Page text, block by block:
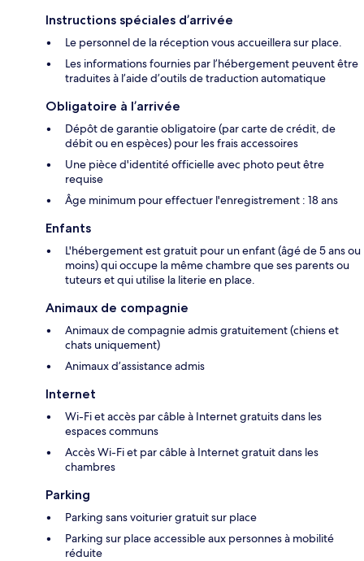
Instructions spéciales d’arrivée
Le personnel de la réception vous accueillera sur place.
Les informations fournies par l’hébergement peuvent être
traduites à l’aide d’outils de traduction automatique
Obligatoire à l’arrivée
Dépôt de garantie obligatoire (par carte de crédit, de
débit ou en espèces) pour les frais accessoires
Une pièce d'identité officielle avec photo peut être
requise
Âge minimum pour effectuer l'enregistrement : 18 ans
Enfants
L'hébergement est gratuit pour un enfant (âgé de 5 ans ou
moins) qui occupe la même chambre que ses parents ou
tuteurs et qui utilise la literie en place.
Animaux de compagnie
Animaux de compagnie admis gratuitement (chiens et
chats uniquement)
Animaux d’assistance admis
Internet
Wi-Fi et accès par câble à Internet gratuits dans les
espaces communs
Accès Wi-Fi et par câble à Internet gratuit dans les
chambres
Parking
Parking sans voiturier gratuit sur place
Parking sur place accessible aux personnes à mobilité
réduite